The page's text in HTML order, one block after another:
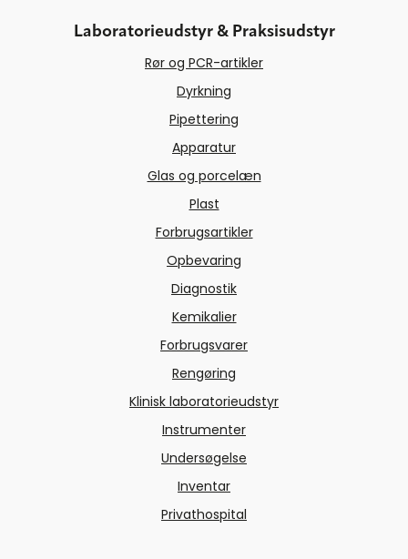
Laboratorieudstyr & Praksisudstyr
Rør og PCR-artikler
Dyrkning
Pipettering
Apparatur
Glas og porcelæn
Plast
Forbrugsartikler
Opbevaring
Diagnostik
Kemikalier
Forbrugsvarer
Rengøring
Klinisk laboratorieudstyr
Instrumenter
Undersøgelse
Inventar
Privathospital